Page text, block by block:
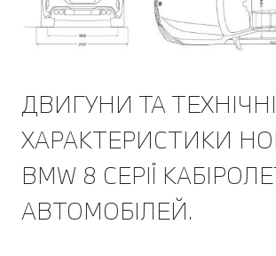
ДВИГУНИ ТА ТЕХНІЧНІ
ХАРАКТЕРИСТИКИ
BMW 8 СЕРІЇ
АВТОМОБІЛЕЙ.